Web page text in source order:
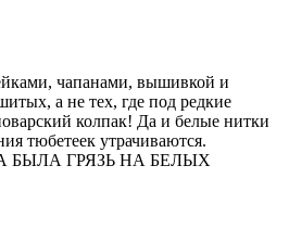
чапанами, вышивкой и
а не тех, где под редкие
колпак! Да и белые нитки
тюбетеек утрачиваются.
БЫЛА ГРЯЗЬ НА БЕЛЫХ